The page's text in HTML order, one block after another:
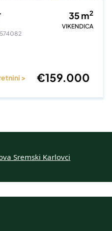
35m2
VIKENDICA
> €159.000
Sremski Karlovci